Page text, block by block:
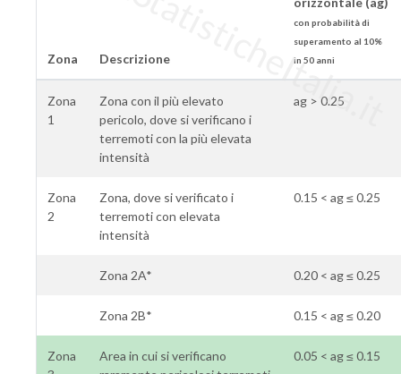
Zona Descrizione
con probabilità di
superamento al 10%
in 50 anni
Zona
1
Zona con il più elevato
pericolo, dove si verificano i
terremoti con la più elevata
intensità
ag > 0.25
Zona
2
Zona, dove si verificato i
terremoti con elevata
intensità
0.15 < ag ≤ 0.25
Zona 2A* 0.20 < ag ≤ 0.25
Zona 2B* 0.15 < ag ≤ 0.20
Zona
Area in cui si verificano
0.05 < ag ≤ 0.15